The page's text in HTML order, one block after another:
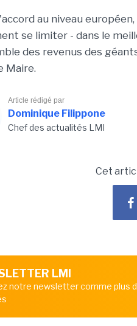
au niveau
se limiter - dans le
des revenus des
Maire.
Article rédigé par
Dominique Filippone
Chef des actualités LMI
Cet
LMI
notre newsletter comme plus